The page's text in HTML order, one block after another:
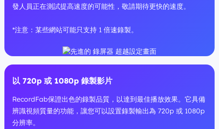
發人員正在測試提高速度的可能性，敬請期待更快的速度。
*注意：某些網站可能只支持 1 倍速錄製。
以 720p 或 1080p 錄製影片
RecordFab保證出色的錄製品質，以達到最佳播放效果。它具備
辨識視頻質量的功能，讓您可以設置錄製輸出為 720p 或 1080p
分辨率。